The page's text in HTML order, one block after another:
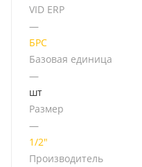
VID ERP
—
БРС
Базовая единица
—
шт
Размер
—
1/2"
Производитель